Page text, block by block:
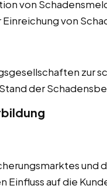
von
von
zur
der
und
Einfluss auf die